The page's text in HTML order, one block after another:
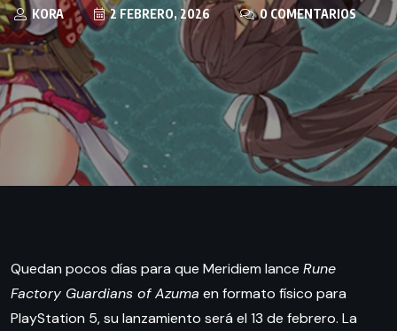
KORA 2 FEBRERO, 2026 0 COMENTARIOS
Quedan pocos días para que Meridiem lance Rune
Factory Guardians of Azuma en formato físico para
PlayStation 5, su lanzamiento será el 13 de febrero. La